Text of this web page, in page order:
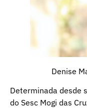
Denise
Determinada desde
do Sesc Mogi das